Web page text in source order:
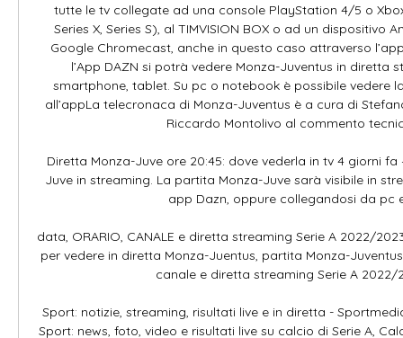
tutte le tv collegate ad una console PlayStation 4/5 o
Series X, Series S), al TIMVISION BOX o ad un dispositivo
Google Chromecast, anche in questo caso attraverso
l’App DAZN si potrà vedere Monza-Juventus in diretta
smartphone, tablet. Su pc o notebook è possibile vedere
all’appLa telecronaca di Monza-Juventus è a cura di
Riccardo Montolivo al commento
Diretta Monza-Juve ore 20:45: dove vederla in tv 4 giorni
Juve in streaming. La partita Monza-Juve sarà visibile in
app Dazn, oppure collegandosi da pc e
data, ORARIO, CANALE e diretta streaming Serie A 2022/
per vedere in diretta Monza-Juentus, partita Monza-
canale e diretta streaming Serie A 2022/
Sport: notizie, streaming, risultati live e in diretta -
Sport: news, foto, video e risultati live su calcio di Serie A,